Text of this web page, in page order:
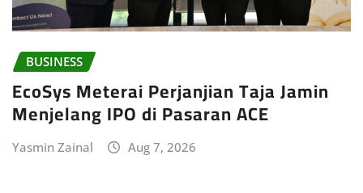
BUSINESS
EcoSys Meterai Perjanjian Taja Jamin
Menjelang IPO di Pasaran ACE
Yasmin Zainal Aug 7, 2026